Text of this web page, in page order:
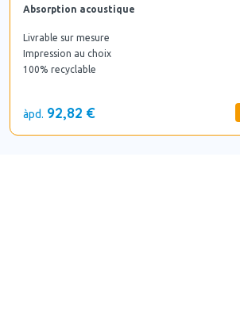
Absorption acoustique
Livrable sur mesure
Impression au choix
100% recyclable
àpd. 92,82 €